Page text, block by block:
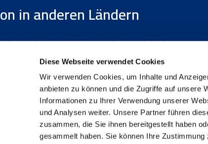
Diese Webseite verwendet Cookies
Wir verwenden Cookies, um Inhalte und
anbieten zu können und die Zugriffe auf unsere
Informationen zu Ihrer Verwendung unserer
und Analysen weiter. Unsere Partner führen
zusammen, die Sie ihnen bereitgestellt haben
gesammelt haben. Sie können Ihre
in anderen Ländern
Dänemark/Finnland/Estland/Lettland/Litauen
CorporationNutzungsbedingungen|